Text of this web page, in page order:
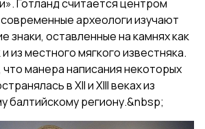
Готланд считается центром
археологи изучают
знаки, оставленные на камнях как
из местного мягкого известняка.
манера написания некоторых
в XII и XIII веках из
балтийскому региону.&nbsp;